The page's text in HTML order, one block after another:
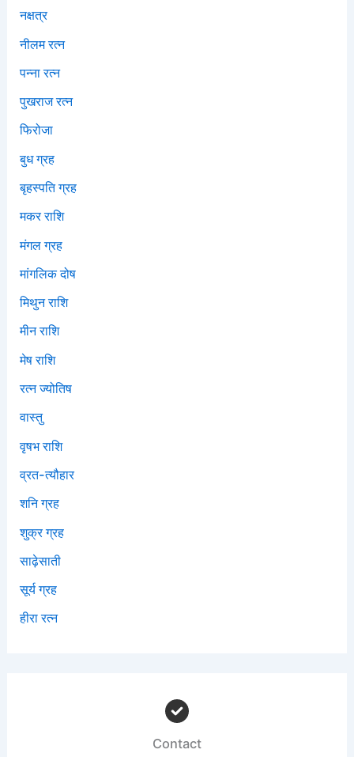
नक्षत्र
नीलम रत्न
पन्ना रत्न
पुखराज रत्न
फिरोजा
बुध ग्रह
बृहस्पति ग्रह
मकर राशि
मंगल ग्रह
मांगलिक दोष
मिथुन राशि
मीन राशि
मेष राशि
रत्न ज्योतिष
वास्तु
वृषभ राशि
व्रत-त्यौहार
शनि ग्रह
शुक्र ग्रह
साढ़ेसाती
सूर्य ग्रह
हीरा रत्न
Contact